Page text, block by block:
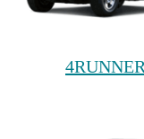
4RUNNER